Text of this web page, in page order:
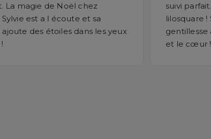
La magie de Noël chez
Sylvie est a l écoute et sa
des étoiles dans les yeux
suivi
lilosquare !
gentillesse
et le cœur !